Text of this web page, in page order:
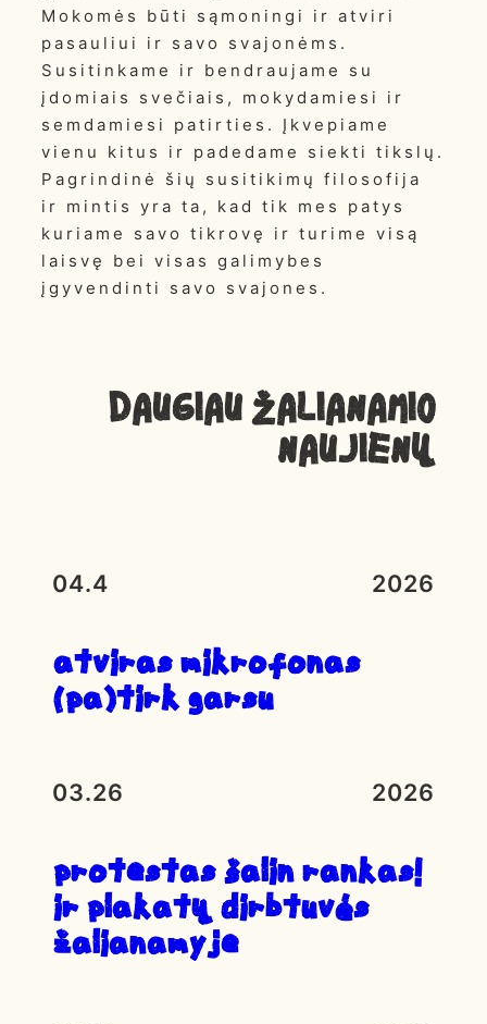
Mokomės būti sąmoningi ir atviri
pasauliui ir savo svajonėms.
Susitinkame ir bendraujame su
įdomiais svečiais, mokydamiesi ir
semdamiesi patirties. Įkvepiame
vienu kitus ir padedame siekti tikslų.
Pagrindinė šių susitikimų filosofija
ir mintis yra ta, kad tik mes patys
kuriame savo tikrovę ir turime visą
laisvę bei visas galimybes
įgyvendinti savo svajones.
Daugiau ŽALIANAMIO
NAUJIENŲ
04.4 2026
atviras mikrofonas
(pa)tirk garsu
03.26 2026
Protestas ŠALIN RANKAS!
ir plakatų dirbtuvės
Žalianamyje